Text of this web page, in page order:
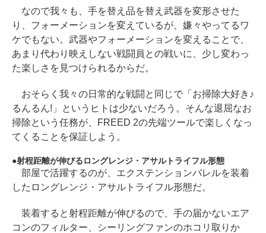
なので我々も、手を替え品を替え武器を変形させた
り、フォーメーションを変えているが、嫌々やってるワ
ケでもない。武器やフォーメーションを変えることで、
あまり代わり映えしない戦闘員との戦いに、少し変わっ
た楽しさを見つけられるからだ。
おそらく我々の日常的な戦闘と同じで「お掃除大好き♪
るんるん!」というヒトは少ないだろう。そんな退屈なお
掃除という任務が、FREED 2の先端ツールで楽しくなっ
てくることを保証しよう。
射程距離が伸びるロングレンジ・アサルトライフル形態
部屋で活躍するのが、エクステンションバレルを装着
したロングレンジ・アサルトライフル形態だ。
装着すると射程距離が伸びるので、手の届かないエア
コンのフィルター、シーリングファンのホコリ取りか